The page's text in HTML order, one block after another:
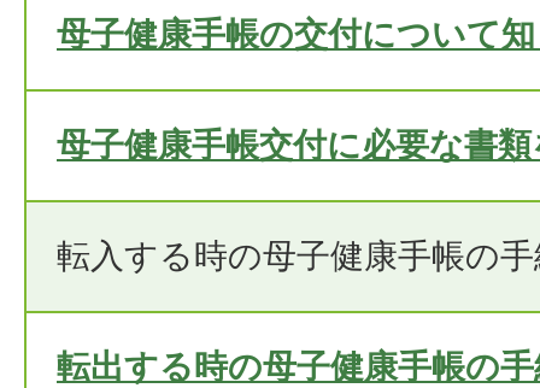
母子健康手帳の交付について
母子健康手帳交付に必要な書
転入する時の母子健康手帳の
転出する時の母子健康手帳の